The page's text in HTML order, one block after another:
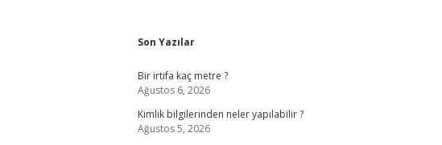
Sidebar
Son Yazılar
Bir irtifa kaç metre ?
Ağustos 6, 2026
Kimlik bilgilerinden neler yapılabilir ?
Ağustos 5, 2026